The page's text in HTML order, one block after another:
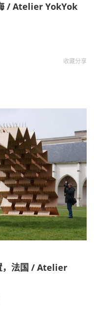
/ Atelier YokYok
收藏分享
，法国 / Atelier